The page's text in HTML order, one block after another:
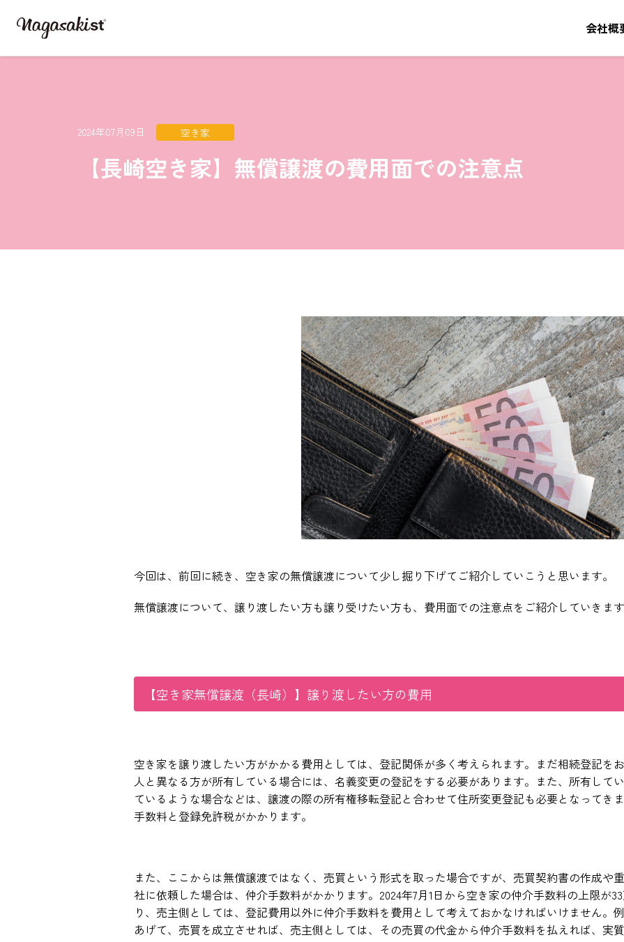
会社概
2024年07月09日 空き家
【長崎空き家】無償譲渡の費用面での注意点
今回は、前回に続き、空き家の無償譲渡について少し掘り下げてご紹介していこうと思います。
無償譲渡について、譲り渡したい方も譲り受けたい方も、費用面での注意点をご紹介していきま
【空き家無償譲渡（長崎）】譲り渡したい方の費用
空き家を譲り渡したい方がかかる費用としては、登記関係が多く考えられます。まだ相続登記を
人と異なる方が所有している場合には、名義変更の登記をする必要があります。また、所有して
ているような場合などは、譲渡の際の所有権移転登記と合わせて住所変更登記も必要となってき
手数料と登録免許税がかかります。
また、ここからは無償譲渡ではなく、売買という形式を取った場合ですが、売買契約書の作成や
社に依頼した場合は、仲介手数料がかかります。2024年7月1日から空き家の仲介手数料の上限が
り、売主側としては、登記費用以外に仲介手数料を費用として考えておかなければいけません。
あげて、売買を成立させれば、売主側としては、その売買の代金から仲介手数料を払えれば、実